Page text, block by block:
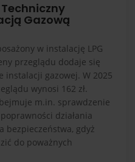
Gazową
w instalację LPG
przeglądu dodaje się
instalacji gazowej. W 2025
wynosi 162 zł.
m.in. sprawdzenie
działania
bezpieczeństwa, gdyż
do poważnych